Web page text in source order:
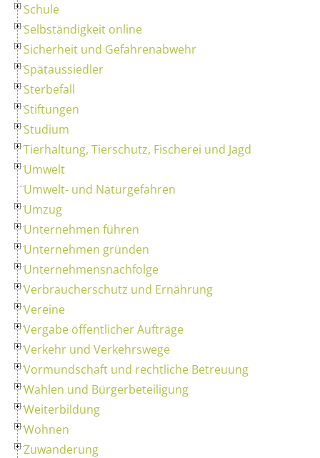
Schule
Selbständigkeit online
Sicherheit und Gefahrenabwehr
Spätaussiedler
Sterbefall
Stiftungen
Studium
Tierhaltung, Tierschutz, Fischerei und Jagd
Umwelt
Umwelt- und Naturgefahren
Umzug
Unternehmen führen
Unternehmen gründen
Unternehmensnachfolge
Verbraucherschutz und Ernährung
Vereine
Vergabe öffentlicher Aufträge
Verkehr und Verkehrswege
Vormundschaft und rechtliche Betreuung
Wahlen und Bürgerbeteiligung
Weiterbildung
Wohnen
Zuwanderung